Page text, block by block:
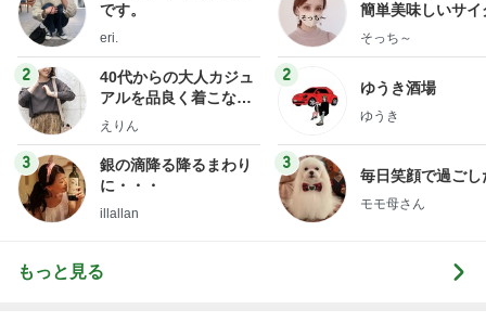
です。
eri.
2
40代からの大人カジュ
アルを品良く着こなす
ファッションブログ
えりん
3
銀の滴降る降るまわり
に・・・
illallan
簡単美味しいサイ
献立
そっち～
2
ゆうき酒場
ゆうき
3
毎日笑顔で過ごし
モモ母さん
もっと見る